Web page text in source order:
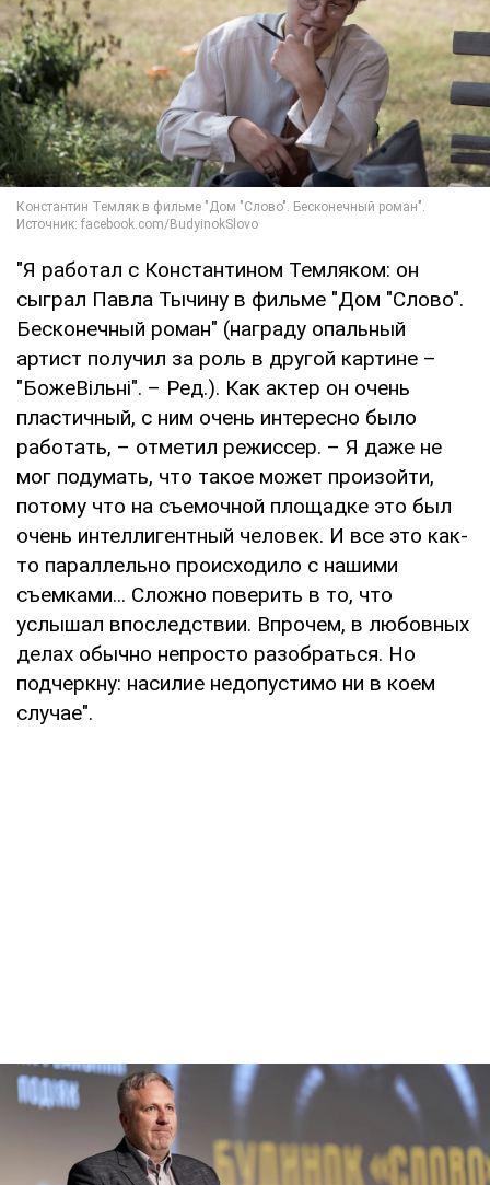
"Я работал с Константином Темляком: он
сыграл Павла Тычину в фильме "Дом "Слово".
Бесконечный роман" (награду опальный
артист получил за роль в другой картине –
"БожеВільні". – Ред.). Как актер он очень
пластичный, с ним очень интересно было
работать, – отметил режиссер. – Я даже не
мог подумать, что такое может произойти,
потому что на съемочной площадке это был
очень интеллигентный человек. И все это как-
то параллельно происходило с нашими
съемками... Сложно поверить в то, что
услышал впоследствии. Впрочем, в любовных
делах обычно непросто разобраться. Но
подчеркну: насилие недопустимо ни в коем
случае".